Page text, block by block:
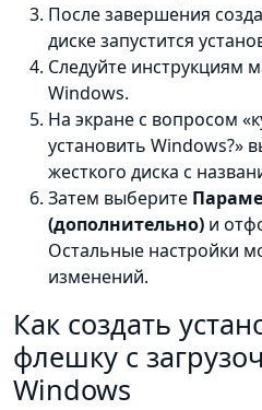
После завершения
диске запустится
Следуйте инструкциям
Windows.
На экране с вопросом
установить Windows?»
жесткого диска с
Затем выберите
(дополнительно) и
Остальные настройки
изменений.
Как создать
флешку с
Windows